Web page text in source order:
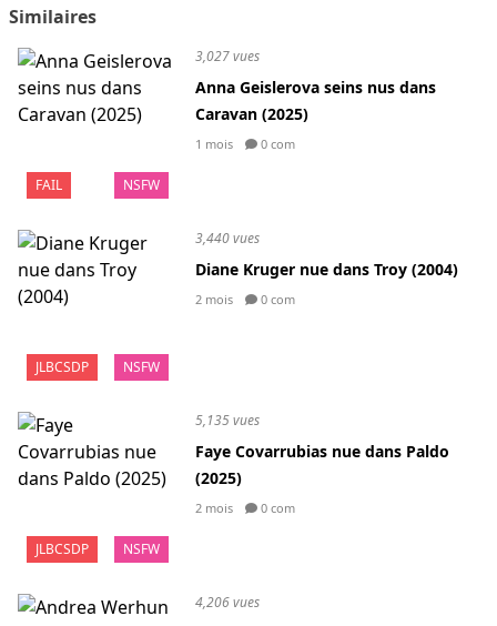
Similaires
FAIL NSFW
3,027 vues
Anna Geislerova seins nus dans
Caravan (2025)
1 mois 0 com
JLBCSDP NSFW
3,440 vues
Diane Kruger nue dans Troy (2004)
2 mois 0 com
JLBCSDP NSFW
5,135 vues
Faye Covarrubias nue dans Paldo
(2025)
2 mois 0 com
4,206 vues